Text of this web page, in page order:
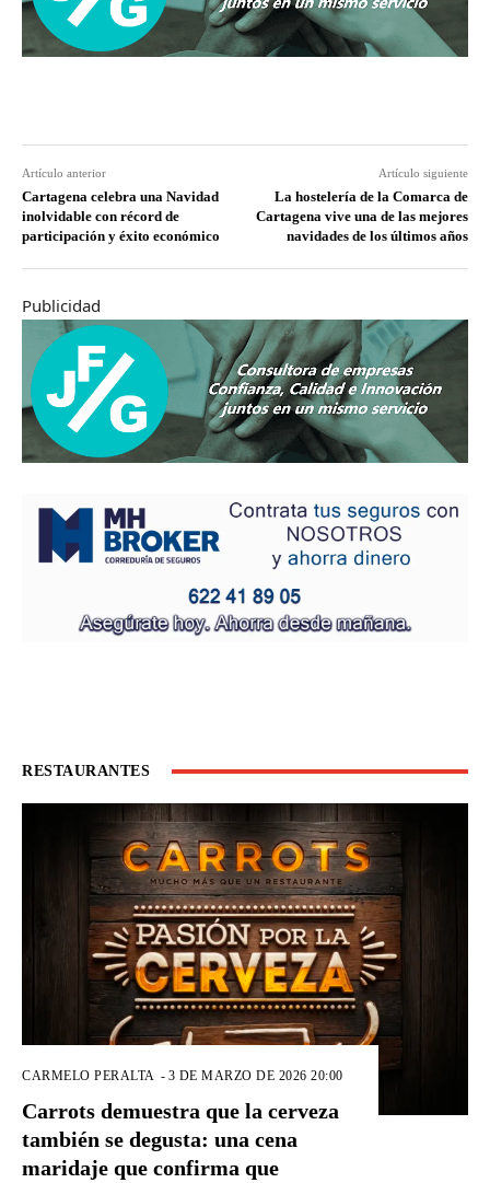
Artículo anterior
Cartagena celebra una Navidad
inolvidable con récord de
participación y éxito económico
Artículo siguiente
La hostelería de la Comarca de
Cartagena vive una de las mejores
navidades de los últimos años
Publicidad
RESTAURANTES
CARMELO PERALTA - 3 DE MARZO DE 2026 20:00
Carrots demuestra que la cerveza
también se degusta: una cena
maridaje que confirma que